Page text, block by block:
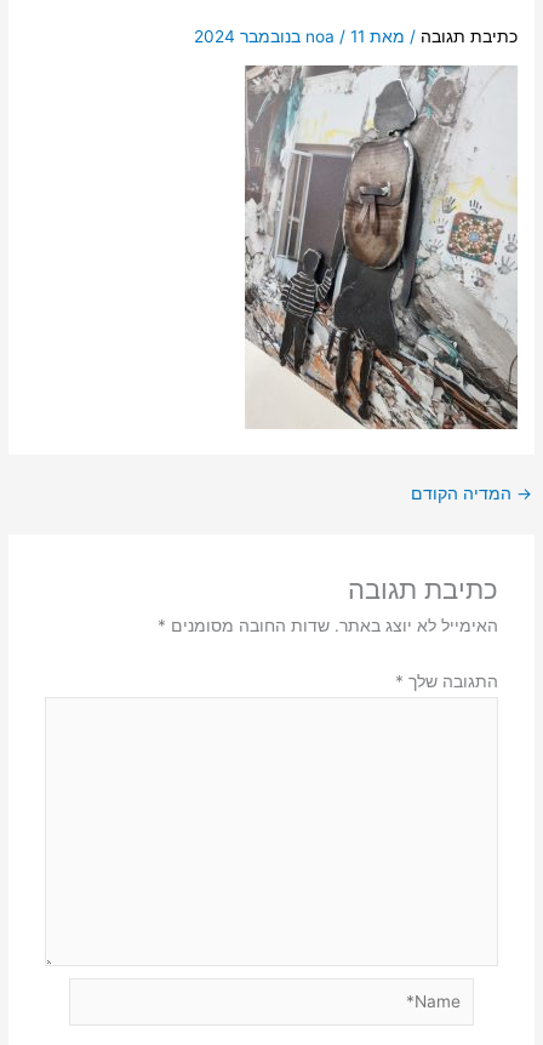
כתיבת תגובה / מאת noa / 11 בנובמבר 2024
→ המדיה הקודם
כתיבת תגובה
האימייל לא יוצג באתר. שדות החובה מסומנים *
התגובה שלך *